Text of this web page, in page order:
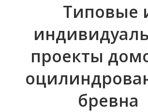
Типовые
проекты
бревна